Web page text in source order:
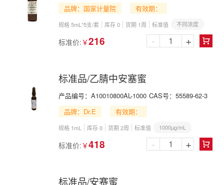
品牌：国家计量院
有效期：
规格 5mL*5支/套 库存 0 货期 1周 标准值 不同浓度
标准价: ￥216 
- +
标准品/乙腈中安塞蜜
产品编号： A10010800AL-1000 CAS号： 55589-62-3
品牌：Dr.E
有效期：
规格 1mL 库存 0 货期 2周 标准值 1000µg/mL
标准价: ￥418 
- +
标准品/安赛蜜